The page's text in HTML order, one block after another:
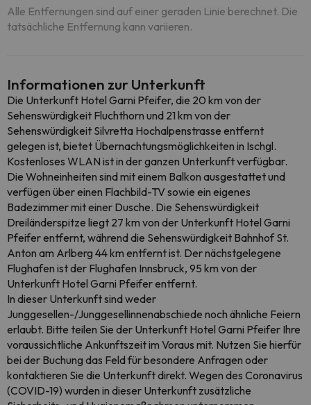
Alle Entfernungen sind auf einer geraden Linie berechnet. Die
tatsächliche Entfernung kann variieren.
Informationen zur Unterkunft
Die Unterkunft Hotel Garni Pfeifer, die 20 km von der
Sehenswürdigkeit Fluchthorn und 21 km von der
Sehenswürdigkeit Silvretta Hochalpenstrasse entfernt
gelegen ist, bietet Übernachtungsmöglichkeiten in Ischgl.
Kostenloses WLAN ist in der ganzen Unterkunft verfügbar.
Die Wohneinheiten sind mit einem Balkon ausgestattet und
verfügen über einen Flachbild-TV sowie ein eigenes
Badezimmer mit einer Dusche. Die Sehenswürdigkeit
Dreiländerspitze liegt 27 km von der Unterkunft Hotel Garni
Pfeifer entfernt, während die Sehenswürdigkeit Bahnhof St.
Anton am Arlberg 44 km entfernt ist. Der nächstgelegene
Flughafen ist der Flughafen Innsbruck, 95 km von der
Unterkunft Hotel Garni Pfeifer entfernt.
In dieser Unterkunft sind weder
Junggesellen-/Junggesellinnenabschiede noch ähnliche Feiern
erlaubt. Bitte teilen Sie der Unterkunft Hotel Garni Pfeifer Ihre
voraussichtliche Ankunftszeit im Voraus mit. Nutzen Sie hierfür
bei der Buchung das Feld für besondere Anfragen oder
kontaktieren Sie die Unterkunft direkt. Wegen des Coronavirus
(COVID-19) wurden in dieser Unterkunft zusätzliche